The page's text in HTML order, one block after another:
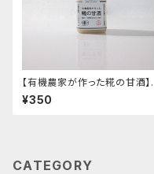
【有機農家が作った糀の甘酒
国産オーガニック・ストレートタ
イプ・有機米と有機生塩糀 使用
¥350
CATEGORY